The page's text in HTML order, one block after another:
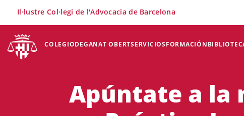
COLEGIODEGANAT OBERTSERVICIOSFORMACIÓN
Il·lustre Col·legi de l'Advocacia de Barcelona
Apúntate a la